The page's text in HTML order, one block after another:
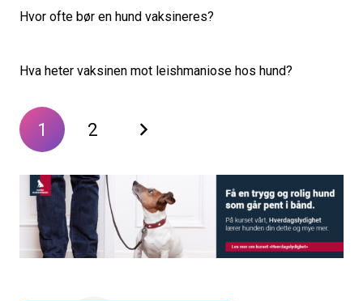
Hvor ofte bør en hund vaksineres?
Hva heter vaksinen mot leishmaniose hos hund?
1 2